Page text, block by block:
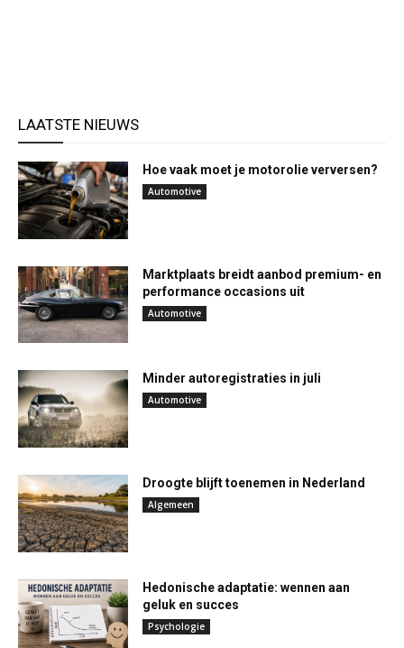
LAATSTE NIEUWS
Hoe vaak moet je motorolie verversen?
Automotive
Marktplaats breidt aanbod premium- en
performance occasions uit
Automotive
Minder autoregistraties in juli
Automotive
Droogte blijft toenemen in Nederland
Algemeen
Hedonische adaptatie: wennen aan
geluk en succes
Psychologie